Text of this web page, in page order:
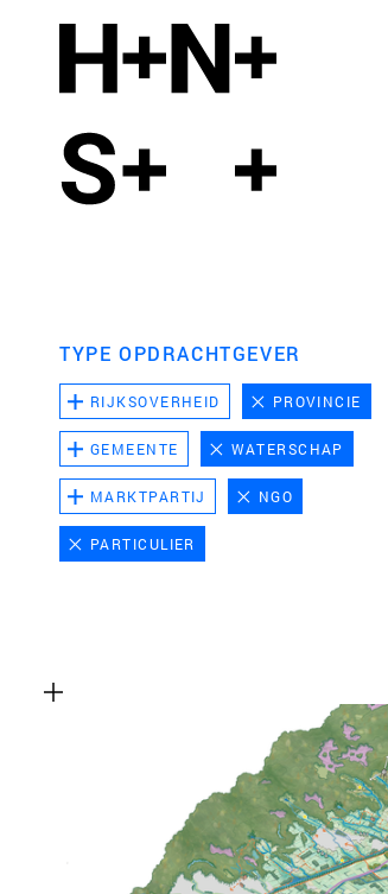
TYPE OPDRACHTGEVER
RIJKSOVERHEID PROVINCIE
GEMEENTE WATERSCHAP
MARKTPARTIJ NGO
PARTICULIER